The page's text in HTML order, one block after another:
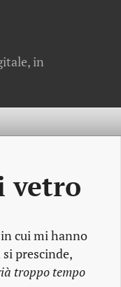
in
vetro
cui mi hanno
prescinde,
troppo tempo